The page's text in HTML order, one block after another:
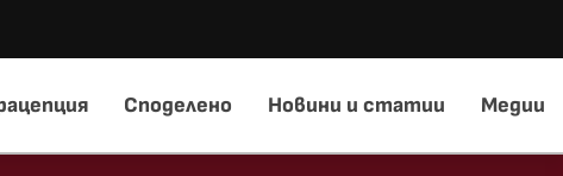
Споделено Новини и статии Медии